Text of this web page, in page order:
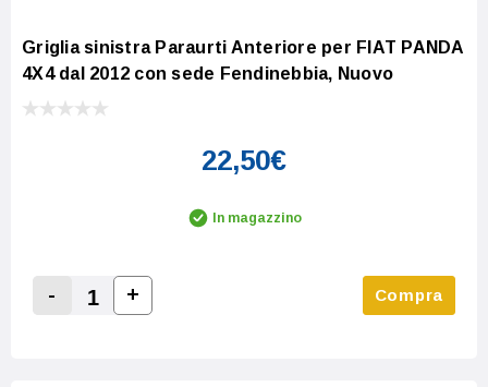
Griglia sinistra Paraurti Anteriore per FIAT PANDA
4X4 dal 2012 con sede Fendinebbia, Nuovo
22,50€
In magazzino
Decrease Quantity:
-
Increase Quantity:
+ Compra